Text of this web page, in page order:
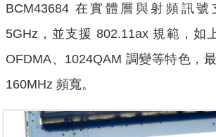
BCM43684 在實體層與射頻訊號
5GHz，並支援 802.11ax 規範，如
OFDMA、1024QAM 調變等特色，
160MHz 頻寬。